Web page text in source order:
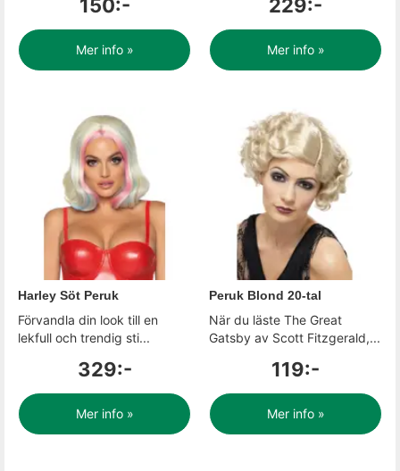
150:-
Mer info »
229:-
Mer info »
Harley Söt Peruk
Förvandla din look till en
lekfull och trendig sti...
329:-
Mer info »
Peruk Blond 20-tal
När du läste The Great
Gatsby av Scott Fitzgerald,...
119:-
Mer info »